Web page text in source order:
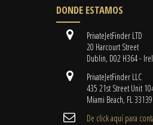
DONDE ESTAMOS
PrivateJetFinder LTD
20 Harcourt Street
Dublin, D02 H364 -
PrivateJetFinder LLC
435 21st Street Unit
Miami Beach, FL
De click aquí para